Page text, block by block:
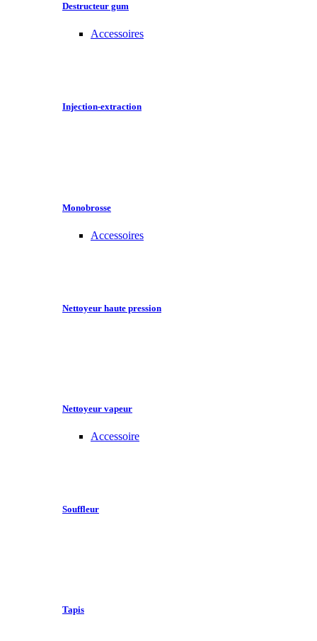
Destructeur gum
Accessoires
Injection-extraction
Monobrosse
Accessoires
Nettoyeur haute pression
Nettoyeur vapeur
Accessoire
Souffleur
Tapis